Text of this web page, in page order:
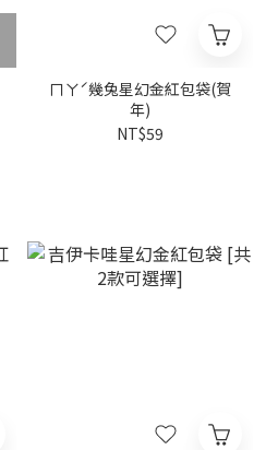
ㄇㄚˊ幾兔星幻金紅包袋(賀
年)
NT$59